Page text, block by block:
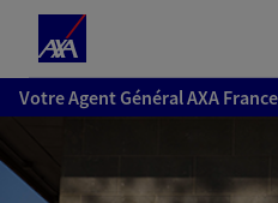
au
Votre Agent Général AXA France